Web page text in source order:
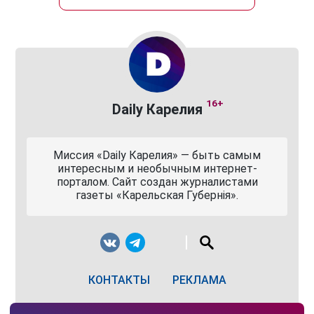
Daily Карелия 16+
Миссия «Daily Карелия» — быть самым
интересным и необычным интернет-
порталом. Сайт создан журналистами
газеты «Карельская Губернiя».
КОНТАКТЫ РЕКЛАМА